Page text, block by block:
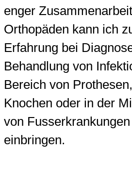
enger
Orthopäden kann ich
Erfahrung bei
Behandlung von
Bereich von
Knochen oder in der
von
einbringen.